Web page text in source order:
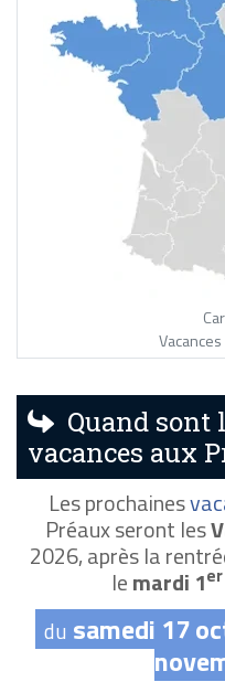
Quand sont
vacances aux
Les prochaines
Préaux seront les
2026, après la
lemardi 1er
du samedi 17